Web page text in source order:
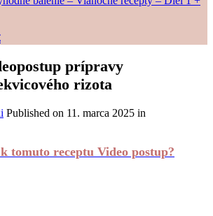
prípravy
rizota
Published on 11. marca 2025 in
tomuto receptu Video postup?